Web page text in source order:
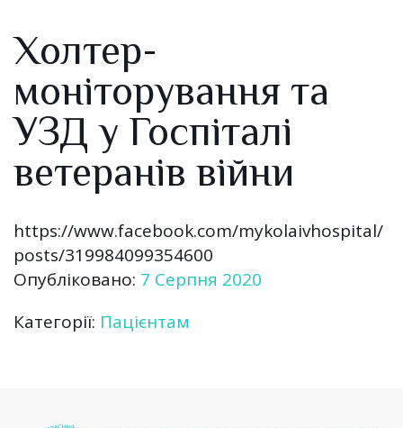
Холтер-
моніторування та
УЗД у Госпіталі
ветеранів війни
https://www.facebook.com/mykolaivhospital/
posts/319984099354600
Опубліковано: 7 Серпня 2020
Категорії: Пацієнтам